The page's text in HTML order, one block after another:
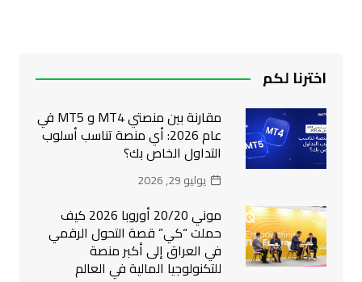
اخترنا لكم
مقارنة بين منصتي MT4 و MT5 في
عام 2026: أي منصة تناسب أسلوب
التداول الخاص بك؟
يوليو 29, 2026
موني 20/20 أوروبا 2026 كيف
حملت “كي” قصة التحول الرقمي
في العراق إلى أكبر منصة
للتكنولوجيا المالية في العالم